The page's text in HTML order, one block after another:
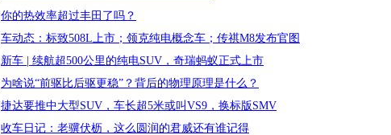
你的热效率超过丰田了吗？
车动态：标致508L上市；领克纯电概念车；传祺M8发布官图
新车 | 续航超500公里的纯电SUV，奇瑞蚂蚁正式上市
为啥说“前驱比后驱更稳”？背后的物理原理是什么？
捷达要推中大型SUV，车长超5米或叫VS9，换标版SMV
收车日记：老骥伏枥，这么圆润的君威还有谁记得